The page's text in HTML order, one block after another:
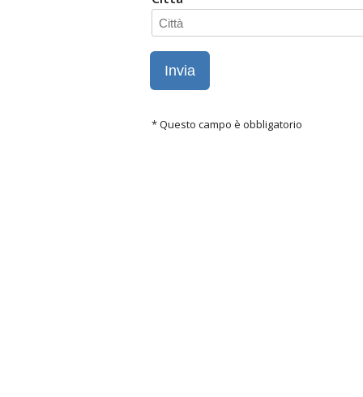
* Questo campo è obbligatorio